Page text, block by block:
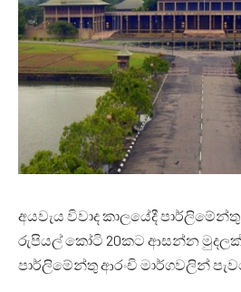
අයවැය විවාද කාලයේදී
රුපියල් කෝටි 20කට ආසන්න මුදලක්
පාර්ලිමේන්තු ආරංචි මාර්ගවලින්